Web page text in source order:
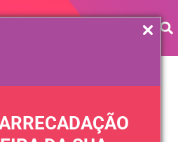
organizar uma festa de